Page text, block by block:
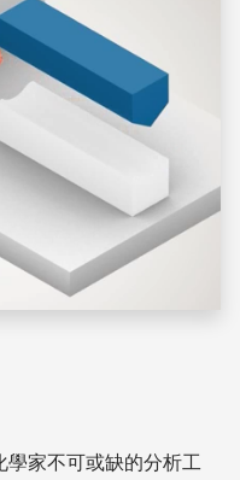
家不可或缺的分析工